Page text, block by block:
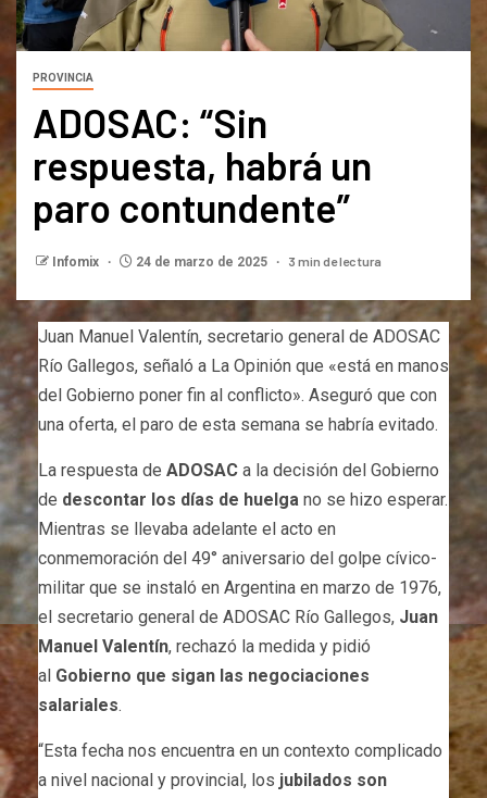
PROVINCIA
ADOSAC: “Sin
respuesta, habrá un
paro contundente”
Infomix 24 de marzo de 2025 3 min de lectura
Juan Manuel Valentín, secretario general de ADOSAC
Río Gallegos, señaló a La Opinión que «está en manos
del Gobierno poner fin al conflicto». Aseguró que con
una oferta, el paro de esta semana se habría evitado.
La respuesta de ADOSAC a la decisión del Gobierno
de descontar los días de huelga no se hizo esperar.
Mientras se llevaba adelante el acto en
conmemoración del 49° aniversario del golpe cívico-
militar que se instaló en Argentina en marzo de 1976,
el secretario general de ADOSAC Río Gallegos, Juan
Manuel Valentín, rechazó la medida y pidió
al Gobierno que sigan las negociaciones
salariales.
“Esta fecha nos encuentra en un contexto complicado
a nivel nacional y provincial, los jubilados son